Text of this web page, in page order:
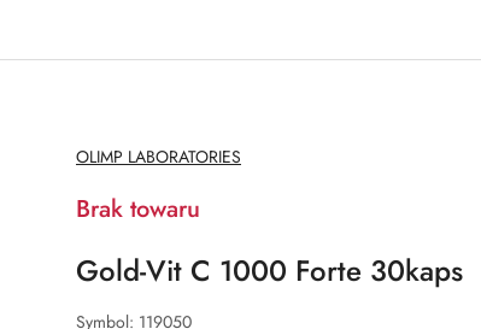
NAZWA
PRODUCENTA:
OLIMP LABORATORIES
Brak towaru
Gold-Vit C 1000 Forte 30kaps
Symbol: 119050